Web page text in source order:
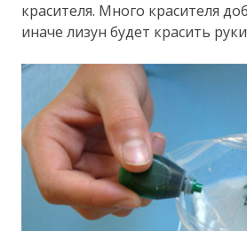
красителя. Много красителя
иначе лизун будет красить